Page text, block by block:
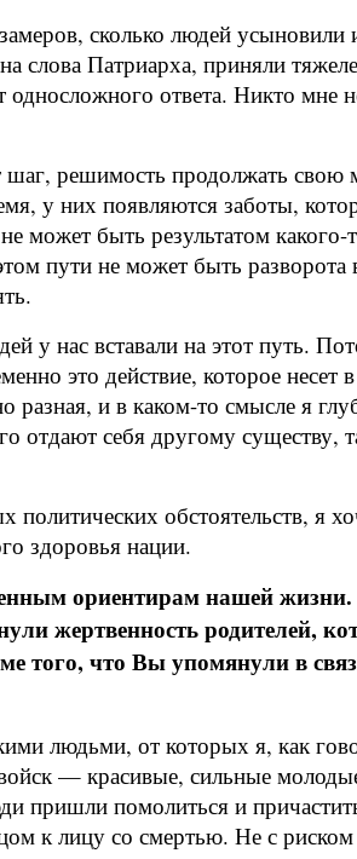
сколько людей
слова Патриарха, приняли
ответа. Никто мне
шаг, решимость продолжать
у них появляются заботы,
может быть результатом
пути не может быть
у нас вставали на этот путь.
это действие, которое несет
и в каком-то смысле я
отдают себя другому
обстоятельств, я
здоровья нации.
ориентирам нашей
жертвенность родителей,
того, что Вы упомянули в
людьми, от которых я, как
— красивые, сильные
пришли помолиться и
к лицу со смертью. Не с риском